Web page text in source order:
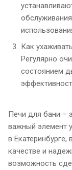
Как
Регулярно
состоянием
Печи для бани –
важный элемент
в
качестве и
возможность